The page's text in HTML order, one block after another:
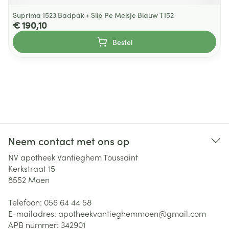
Suprima 1523 Badpak + Slip Pe Meisje Blauw T152
€ 190,10
Bestel
Neem contact met ons op
NV apotheek Vantieghem Toussaint
Kerkstraat 15
8552 Moen
Telefoon: 056 64 44 58
E-mailadres: apotheekvantieghemmoen@gmail.com
APB nummer: 342901